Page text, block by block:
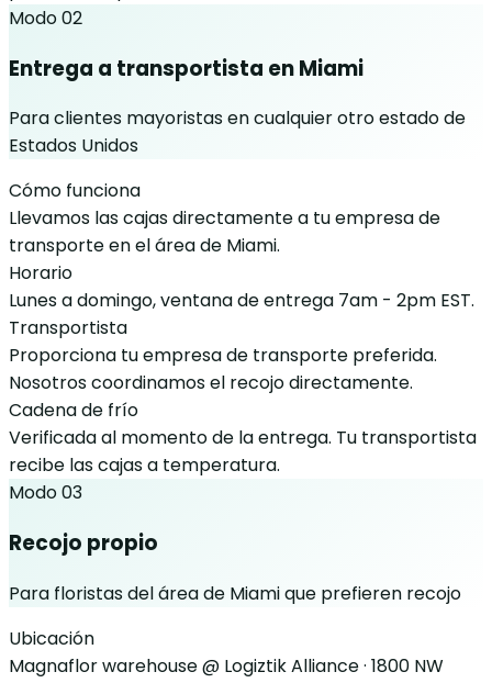
Modo 02
Entrega a transportista en Miami
Para clientes mayoristas en cualquier otro estado de
Estados Unidos
Cómo funciona
Llevamos las cajas directamente a tu empresa de
transporte en el área de Miami.
Horario
Lunes a domingo, ventana de entrega 7am - 2pm EST.
Transportista
Proporciona tu empresa de transporte preferida.
Nosotros coordinamos el recojo directamente.
Cadena de frío
Verificada al momento de la entrega. Tu transportista
recibe las cajas a temperatura.
Modo 03
Recojo propio
Para floristas del área de Miami que prefieren recojo
Ubicación
Magnaflor warehouse @ Logiztik Alliance · 1800 NW